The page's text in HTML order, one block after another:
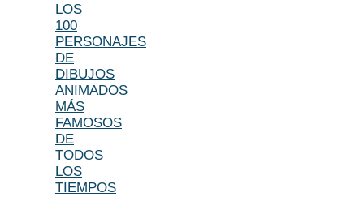
LOS
100
PERSONAJES
DE
DIBUJOS
ANIMADOS
MÁS
FAMOSOS
DE
TODOS
LOS
TIEMPOS